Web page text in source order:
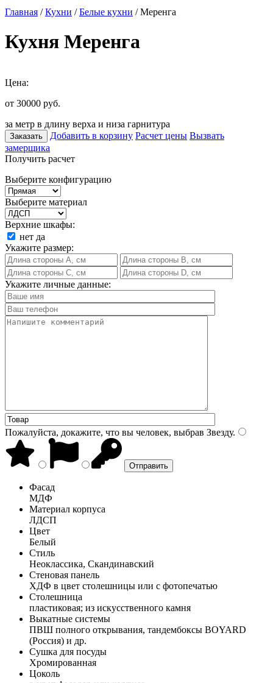
Главная /Кухни /Белые кухни / Меренга
Кухня Меренга
Цена:
от 30000 руб.
за метр в длину верха и низа гарнитура
Заказать Добавить в корзину Расчет цены Вызвать
замерщика
Получить расчет
Выберите конфигурацию
Выберите материал
Верхние шкафы:
нет да
Укажите размер:
Укажите личные данные:
Пожалуйста, докажите, что вы человек, выбрав Звезду.
Фасад
МДФ
Материал корпуса
ЛДСП
Цвет
Белый
Стиль
Неоклассика, Скандинавский
Стеновая панель
ХДФ в цвет столешницы или с фотопечатью
Столешница
пластиковая; из искусственного камня
Выкатные системы
ПВШ полного открывания, тандембоксы BOYARD
(Россия) и др.
Сушка для посуды
Хромированная
Цоколь